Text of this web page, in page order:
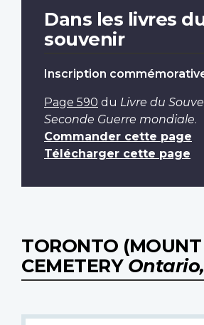
Dans les livres
souvenir
Inscription
Page 590 du Livre du
Seconde Guerre mondiale.
Commander cette page
Télécharger cette page
TORONTO
CEMETERY